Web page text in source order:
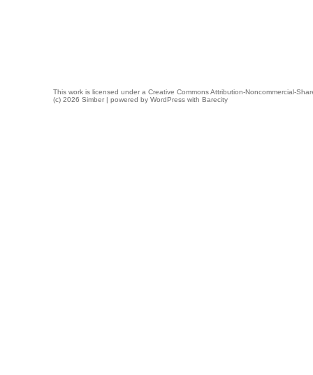
This work is licensed under a Creative Commons Attribution-Noncommercial-
(c) 2026 Simber | powered by WordPress with Barecity